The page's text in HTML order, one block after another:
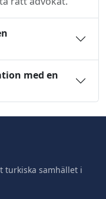
med en
turkiska samhället i